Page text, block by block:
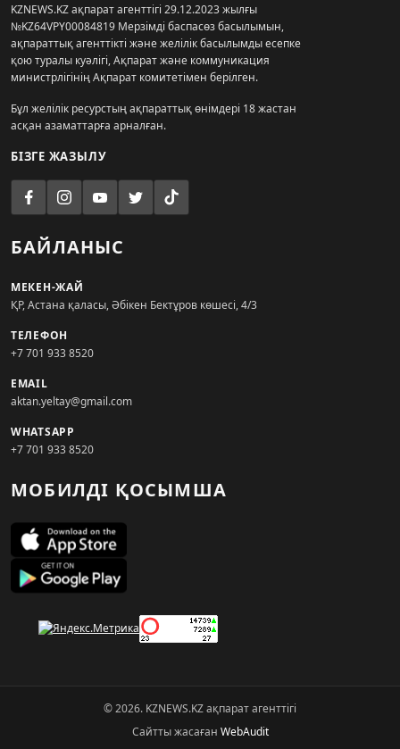
KZNEWS.KZ ақпарат агенттігі 29.12.2023 жылғы
№KZ64VPY00084819 Мерзімді баспасөз басылымын,
ақпараттық агенттікті және желілік басылымды есепке
қою туралы куәлігі, Ақпарат және коммуникация
министрлігінің Ақпарат комитетімен берілген.
Бұл желілік ресурстың ақпараттық өнімдері 18 жастан
асқан азаматтарға арналған.
БІЗГЕ ЖАЗЫЛУ
БАЙЛАНЫС
МЕКЕН-ЖАЙ
ҚР, Астана қаласы, Әбікен Бектұров көшесі, 4/3
ТЕЛЕФОН
+7 701 933 8520
EMAIL
aktan.yeltay@gmail.com
WHATSAPP
+7 701 933 8520
МОБИЛДІ ҚОСЫМША
© 2026. KZNEWS.KZ ақпарат агенттігі
Сайтты жасаған WebAudit